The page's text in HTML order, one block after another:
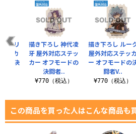
描き下ろし ルー
屋外対応ステッカ
ー オフモードの
闘者V..
¥770（税込）
ーリ
ッカ
の決
描き下ろし 神代凌
牙 屋外対応ステッ
カー オフモードの
決闘者..
¥770（税込）
この商品を買った人はこんな商品も